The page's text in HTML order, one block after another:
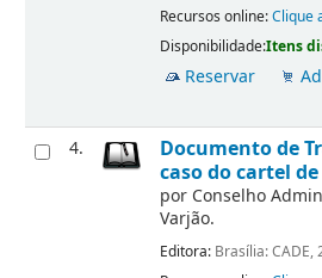
Recursos online:Clique
Disponibilidade:Itens
Reservar
4.
Documento de
caso do cartel
por Conselho
Varjão.
Editora: Brasília: CADE,